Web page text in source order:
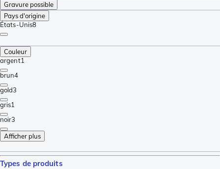
Gravure possible
Pays d'origine
États-Unis8
Couleur
argent1
brun4
gold3
gris1
noir3
Afficher plus
Types de produits